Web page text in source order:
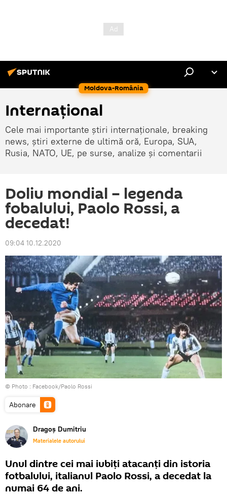
Moldova-România
Internaţional
Cele mai importante știri internaționale, breaking
news, știri externe de ultimă oră, Europa, SUA,
Rusia, NATO, UE, pe surse, analize și comentarii
Doliu mondial – legenda
fobalului, Paolo Rossi, a
decedat!
09:04 10.12.2020
© Photo : Facebook/Paolo Rossi
Abonare
Dragoș Dumitriu
Materialele autorului
Unul dintre cei mai iubiți atacanți din istoria
fotbalului, italianul Paolo Rossi, a decedat la
numai 64 de ani.